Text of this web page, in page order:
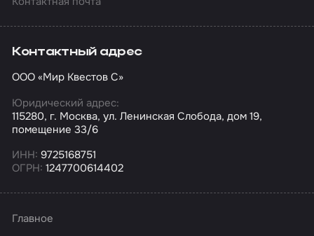
Контактный адрес
ООО «Мир Квестов С»
Юридический адрес:
115280, г. Москва, ул. Ленинская Слобода, дом 19,
помещение 33/6
ИНН: 9725168751
ОГРН: 1247700614402
Главное